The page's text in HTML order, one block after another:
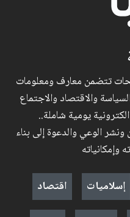
تتضمن معارف ومعلومات
والاقتصاد والاجتماع
يومية شاملة..
الوعي والدعوة إلى بناء
وإمكانياته
إسلاميات
اقتصاد